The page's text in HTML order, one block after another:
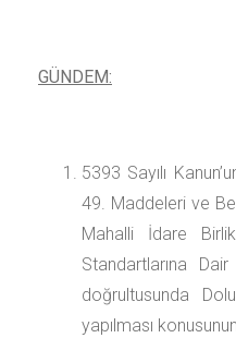
GÜNDEM:
5393 Sayılı
49. Maddeleri ve
Mahalli İdare
Standartlarına
doğrultusunda
yapılması